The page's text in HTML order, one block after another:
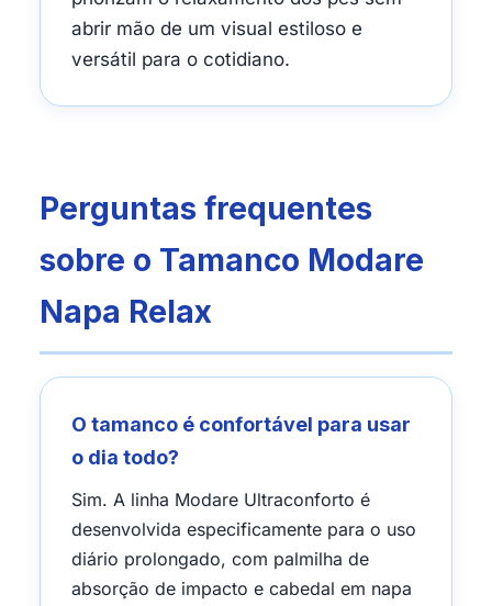
abrir mão de um visual estiloso e
versátil para o cotidiano.
Perguntas frequentes
sobre o Tamanco Modare
Napa Relax
O tamanco é confortável para usar
o dia todo?
Sim. A linha Modare Ultraconforto é
desenvolvida especificamente para o uso
diário prolongado, com palmilha de
absorção de impacto e cabedal em napa